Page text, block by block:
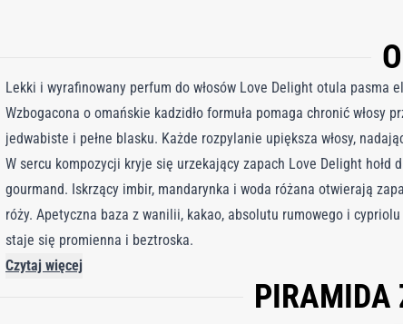
Lekki i wyrafinowany perfum do włosów Love Delight otula pasma
Wzbogacona o omańskie kadzidło formuła pomaga chronić
jedwabiste i pełne blasku. Każde rozpylanie upiększa włosy,
W sercu kompozycji kryje się urzekający zapach Love Delight
gourmand. Iskrzący imbir, mandarynka i woda różana otwierają
róży. Apetyczna baza z wanilii, kakao, absolutu rumowego i
staje się promienna i beztroska.
Czytaj więcej
PIRAMIDA